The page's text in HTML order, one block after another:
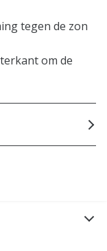
tegen de zon
om de